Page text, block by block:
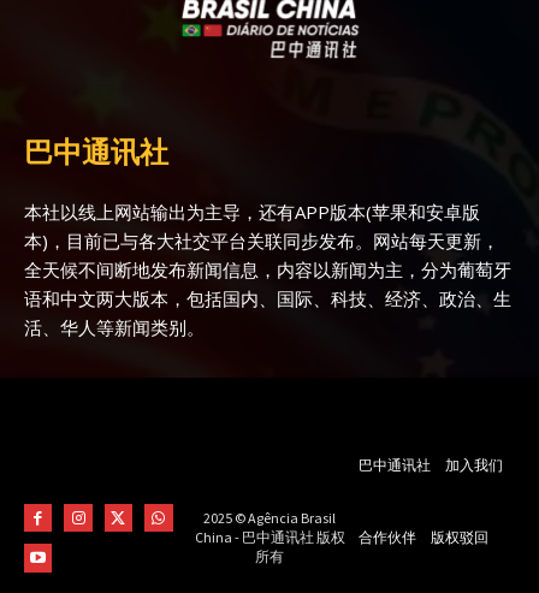
巴中通讯社
本社以线上网站输出为主导，还有APP版本(苹果和安卓版
本)，目前已与各大社交平台关联同步发布。网站每天更新，
全天候不间断地发布新闻信息，内容以新闻为主，分为葡萄牙
语和中文两大版本，包括国内、国际、科技、经济、政治、生
活、华人等新闻类别。
2025 © Agência Brasil
China - 巴中通讯社 版权
所有
巴中通讯社 加入我们
合作伙伴 版权驳回